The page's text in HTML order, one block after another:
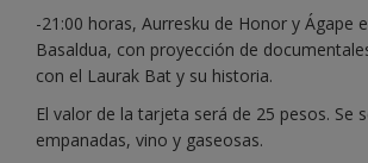
-21:00 horas, Aurresku de Honor y Ágape
Basaldua, con proyección de
con el Laurak Bat y su historia.
El valor de la tarjeta será de 25 pesos. Se
empanadas, vino y gaseosas.